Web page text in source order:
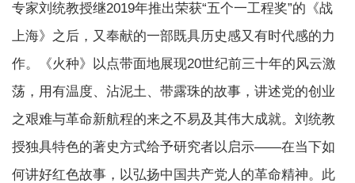
专家刘统教授继2019年推出荣获“五个一工程奖”的《战
上海》之后，又奉献的一部既具历史感又有时代感的力
作。《火种》以点带面地展现20世纪前三十年的风云激
荡，用有温度、沾泥土、带露珠的故事，讲述党的创业
之艰难与革命新航程的来之不易及其伟大成就。刘统教
授独具特色的著史方式给予研究者以启示——在当下如
何讲好红色故事，以弘扬中国共产党人的革命精神。此